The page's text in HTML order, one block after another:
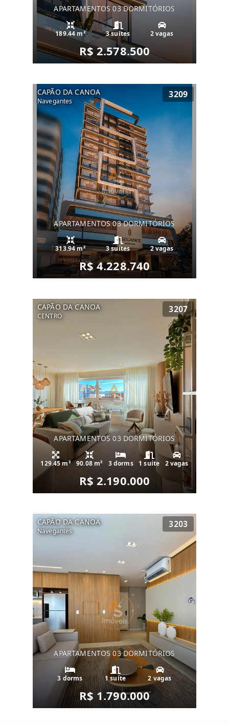
APARTAMENTOS 03 DORMITÓRIOS
189.44 m² 3 suítes 2 vagas
R$ 2.578.500
CAPÃO DA CANOA
Navegantes
3209
APARTAMENTOS 03 DORMITÓRIOS
313.94 m² 3 suítes 2 vagas
R$ 4.228.740
CAPÃO DA CANOA
CENTRO
3207
APARTAMENTOS 03 DORMITÓRIOS
129.45 m² 90.08 m² 3 dorms 1 suíte 2 vagas
R$ 2.190.000
CAPÃO DA CANOA
Navegantes
3203
APARTAMENTOS 03 DORMITÓRIOS
3 dorms 1 suíte 2 vagas
R$ 1.790.000